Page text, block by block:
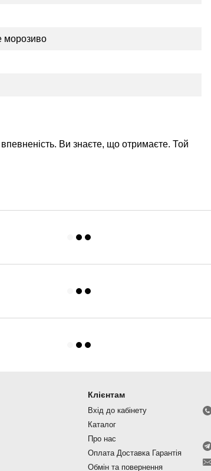
морозиво
Ви знаєте, що отримаєте. Той
Клієнтам
Вхід до кабінету
Каталог
Про нас
Оплата Доставка Гарантія
Обмін та повернення